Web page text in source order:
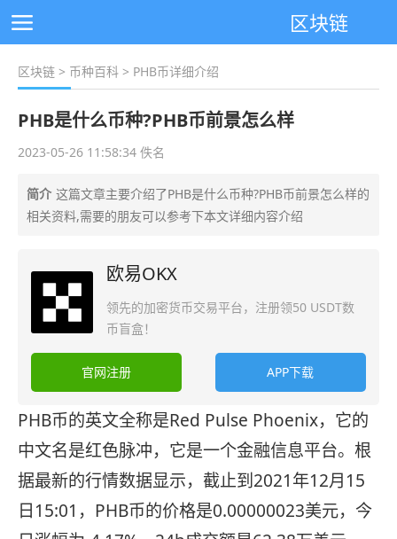
区块链
区块链 > 币种百科 > PHB币详细介绍
PHB是什么币种?PHB币前景怎么样
2023-05-26 11:58:34 佚名
简介 这篇文章主要介绍了PHB是什么币种?PHB币前景怎么样的
相关资料,需要的朋友可以参考下本文详细内容介绍
欧易OKX
领先的加密货币交易平台，注册领50 USDT数
币盲盒！
官网注册 APP下载
PHB币的英文全称是Red Pulse Phoenix，它的
中文名是红色脉冲，它是一个金融信息平台。根
据最新的行情数据显示，截止到2021年12月15
日15:01，PHB币的价格是0.00000023美元，今